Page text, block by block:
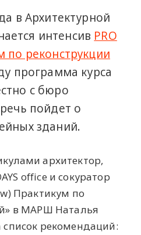
в Архитектурной
интенсив PRO
по реконструкции
программа курса
с бюро
пойдет о
зданий.
архитектор,
office и сокуратор
Практикум по
в МАРШ Наталья
рекомендаций: